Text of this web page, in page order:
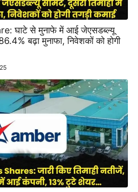
घाटे से मुनाफे में आई जेएसडब्ल्यू
बढ़ा मुनाफा, निवेशकों को होगी